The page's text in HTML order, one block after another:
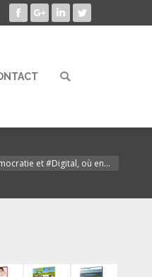
Facebook
Google+LinkedInTwitter
Search:
et #Digital, où en…